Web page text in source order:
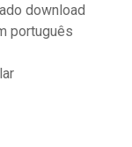
download
português